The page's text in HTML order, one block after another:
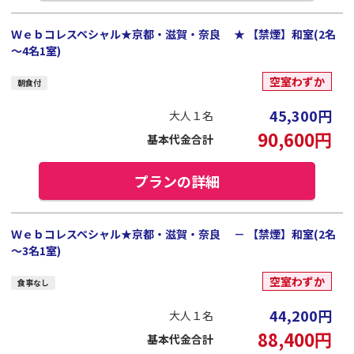
Ｗｅｂコレスペシャル★京都・滋賀・奈良 ★ 【禁煙】和室(2名
～4名1室)
朝食付 空室わずか
大人１名 45,300円
基本代金合計 90,600円
プランの詳細
Ｗｅｂコレスペシャル★京都・滋賀・奈良 － 【禁煙】和室(2名
～3名1室)
食事なし 空室わずか
大人１名 44,200円
基本代金合計 88,400円